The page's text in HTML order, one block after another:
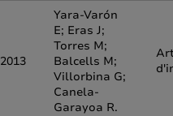
2013
Yara-Varón
E; Eras J;
Torres M;
Balcells M;
Villorbina G;
Canela-
Garayoa R.